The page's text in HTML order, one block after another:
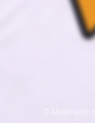
© Movimento